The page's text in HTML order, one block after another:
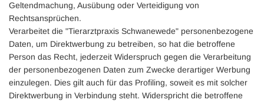
Geltendmachung, Ausübung oder Verteidigung von
Rechtsansprüchen.
Verarbeitet die "Tierarztpraxis Schwanewede" personenbezogene
Daten, um Direktwerbung zu betreiben, so hat die betroffene
Person das Recht, jederzeit Widerspruch gegen die Verarbeitung
der personenbezogenen Daten zum Zwecke derartiger Werbung
einzulegen. Dies gilt auch für das Profiling, soweit es mit solcher
Direktwerbung in Verbindung steht. Widerspricht die betroffene